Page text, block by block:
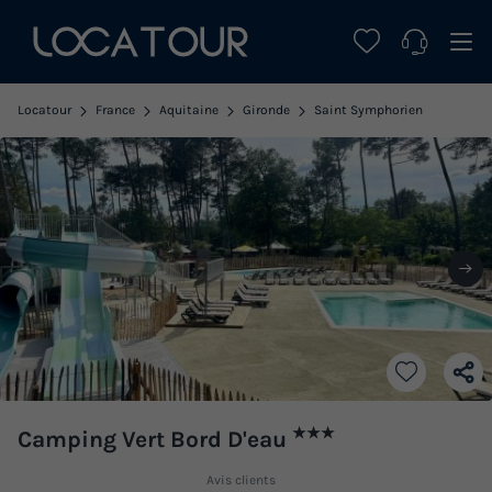
Locatour France Aquitaine Gironde Saint Symphorien
Camping Vert Bord D'eau ★★★
Avis clients